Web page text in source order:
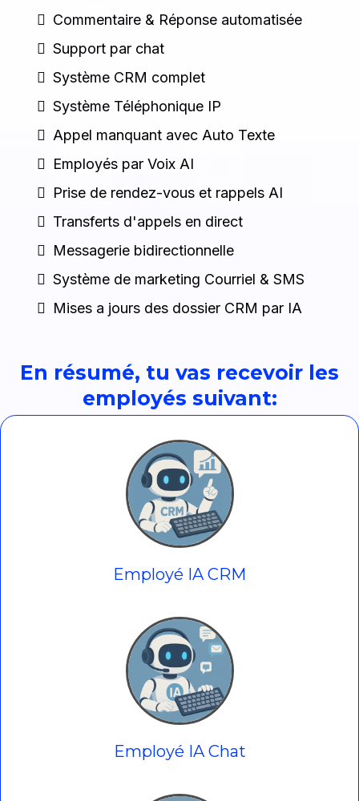
Commentaire & Réponse automatisée
Support par chat
Système CRM complet
Système Téléphonique IP
Appel manquant avec Auto Texte
Employés par Voix AI
Prise de rendez-vous et rappels AI
Transferts d'appels en direct
Messagerie bidirectionnelle
Système de marketing Courriel & SMS
Mises a jours des dossier CRM par IA
En résumé, tu vas recevoir les
employés suivant:
Employé IA CRM
Employé IA Chat